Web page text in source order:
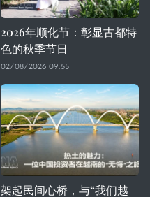
2026年顺化节：彰显古都特
色的秋季节日
02/08/2026 09:55
架起民间心桥，与“我们越